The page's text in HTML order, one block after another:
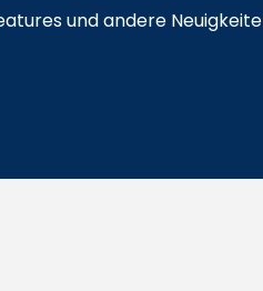
und andere